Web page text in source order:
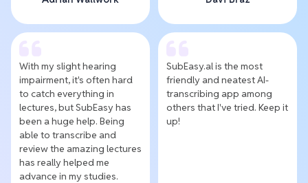
With my slight hearing
impairment, it's often hard
to catch everything in
lectures, but SubEasy has
been a huge help. Being
able to transcribe and
review the amazing lectures
has really helped me
advance in my studies.
SubEasy.al is the most
friendly and neatest AI-
transcribing app among
others that I've tried. Keep it
up!